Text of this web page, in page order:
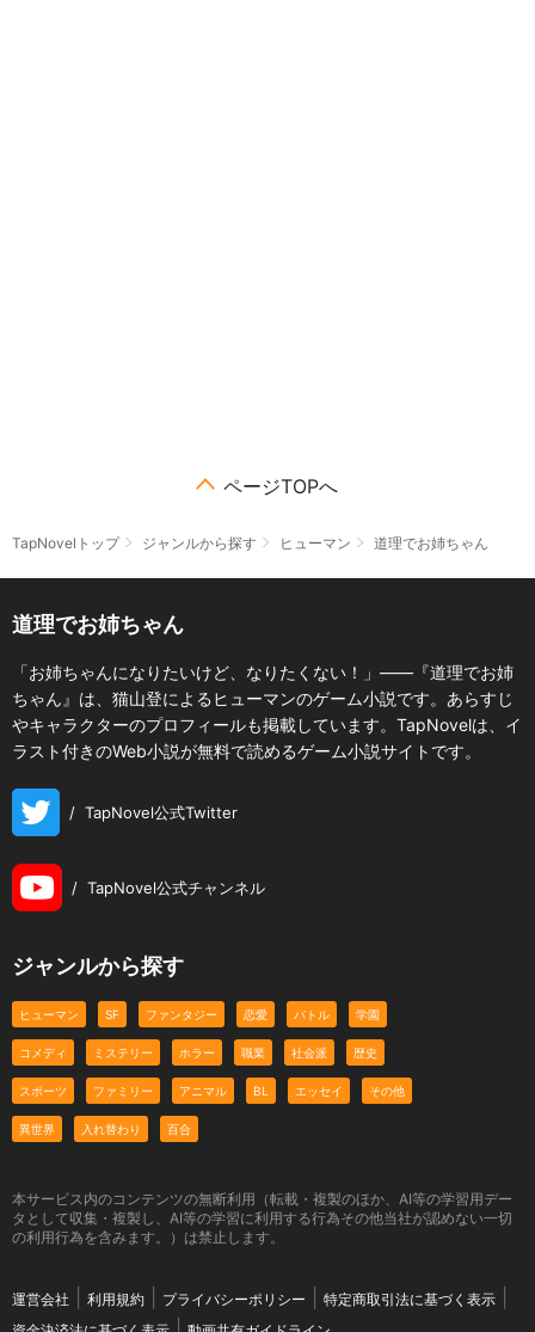
ページTOPへ
TapNovelトップ ジャンルから探す ヒューマン 道理でお姉ちゃん
道理でお姉ちゃん
「お姉ちゃんになりたいけど、なりたくない！」――『道理でお姉
ちゃん』は、猫山登によるヒューマンのゲーム小説です。あらすじ
やキャラクターのプロフィールも掲載しています。TapNovelは、イ
ラスト付きのWeb小説が無料で読めるゲーム小説サイトです。
/ TapNovel公式Twitter
/ TapNovel公式チャンネル
ジャンルから探す
ヒューマン SF ファンタジー 恋愛 バトル 学園
コメディ ミステリー ホラー 職業 社会派 歴史
スポーツ ファミリー アニマル BL エッセイ その他
異世界 入れ替わり 百合
本サービス内のコンテンツの無断利用（転載・複製のほか、AI等の学習用デー
タとして収集・複製し、AI等の学習に利用する行為その他当社が認めない一切
の利用行為を含みます。）は禁止します。
運営会社 利用規約 プライバシーポリシー
特定商取引法に基づく表示